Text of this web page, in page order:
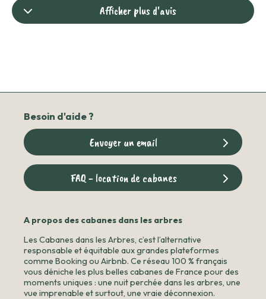
Afficher plus d'avis
Besoin d'aide ?
Envoyer un email
FAQ - location de cabanes
A propos des cabanes dans les arbres
Les Cabanes dans les Arbres, c’est l’alternative
responsable et équitable aux grandes plateformes
comme Booking ou Airbnb. Ce réseau 100 % français
vous déniche les plus belles cabanes de France pour des
moments uniques : une nuit perchée dans les arbres, une
vue imprenable et surtout, une vraie déconnexion.